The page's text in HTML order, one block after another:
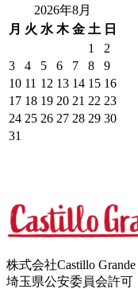
2026年8月
月 火 水 木 金 土 日
1
2
3
4 5 6 7 8
9
10 11 12 13 14 15 16
17 18 19 20 21 22 23
24 25 26 27 28 29 30
31
株式会社Castillo Grande
埼玉県公安委員会許可